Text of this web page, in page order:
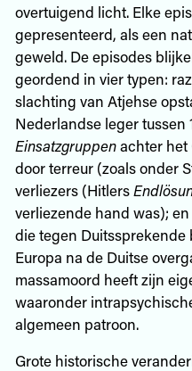
overtuigend licht. Elke
gepresenteerd, als een
geweld. De episodes
geordend in vier typen:
slachting van Atjehse
Nederlandse leger tussen
Einsatzgruppenachter het
door terreur (zoals onder
verliezers (Hitlers
verliezende hand was);
die tegen
Europa na de Duitse
massamoord heeft zijn
waaronder
algemeen patroon.
Grote historische